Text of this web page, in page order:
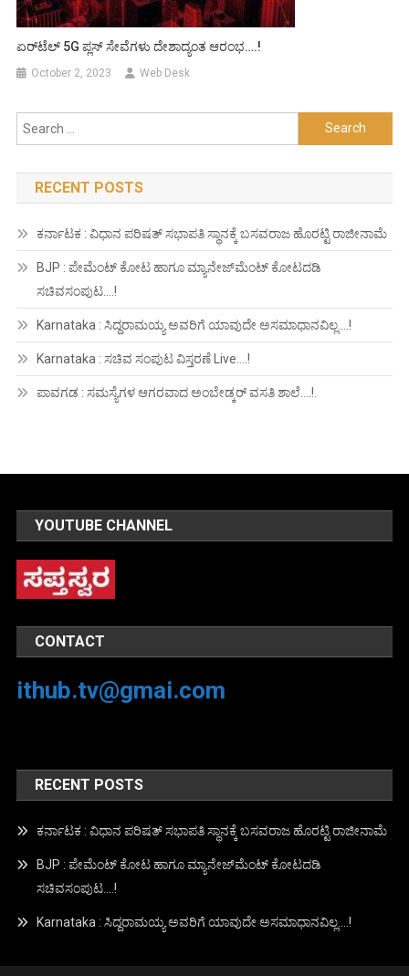
ಏರ್‌ಟೆಲ್ 5G ಪ್ಲಸ್ ಸೇವೆಗಳು ದೇಶಾದ್ಯಂತ ಆರಂಭ….!
October 2, 2023 Web Desk
Search
for:
RECENT POSTS
ಕರ್ನಾಟಕ : ವಿಧಾನ ಪರಿಷತ್ ಸಭಾಪತಿ ಸ್ಥಾನಕ್ಕೆ ಬಸವರಾಜ ಹೊರಟ್ಟಿ ರಾಜೀನಾಮೆ
BJP : ಪೇಮೆಂಟ್ ಕೋಟ ಹಾಗೂ ಮ್ಯಾನೇಜ್‍ಮೆಂಟ್ ಕೋಟದಡಿ
ಸಚಿವಸಂಪುಟ….!
Karnataka : ಸಿದ್ದರಾಮಯ್ಯ ಅವರಿಗೆ ಯಾವುದೇ ಅಸಮಾಧಾನವಿಲ್ಲ….!
Karnataka : ಸಚಿವ ಸಂಪುಟ ವಿಸ್ತರಣೆ Live….!
ಪಾವಗಡ : ಸಮಸ್ಯೆಗಳ ಆಗರವಾದ ಅಂಬೇಡ್ಕರ್ ವಸತಿ ಶಾಲೆ….!.
YOUTUBE CHANNEL
CONTACT
ithub.tv@gmai.com
RECENT POSTS
ಕರ್ನಾಟಕ : ವಿಧಾನ ಪರಿಷತ್ ಸಭಾಪತಿ ಸ್ಥಾನಕ್ಕೆ ಬಸವರಾಜ ಹೊರಟ್ಟಿ ರಾಜೀನಾಮೆ
BJP : ಪೇಮೆಂಟ್ ಕೋಟ ಹಾಗೂ ಮ್ಯಾನೇಜ್‍ಮೆಂಟ್ ಕೋಟದಡಿ
ಸಚಿವಸಂಪುಟ….!
Karnataka : ಸಿದ್ದರಾಮಯ್ಯ ಅವರಿಗೆ ಯಾವುದೇ ಅಸಮಾಧಾನವಿಲ್ಲ….!